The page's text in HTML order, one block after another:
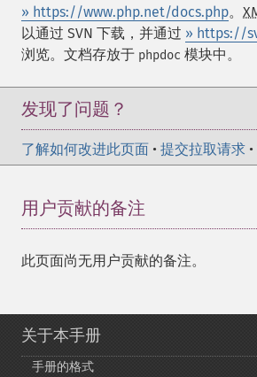
» https://www.php.net/docs.php。
以通过 SVN 下载，并通过 » https://
浏览。文档存放于 phpdoc 模块中。
发现了问题？
了解如何改进此页面 • 提交拉取请求 •
用户贡献的备注
此页面尚无用户贡献的备注。
关于本手册
手册的格式